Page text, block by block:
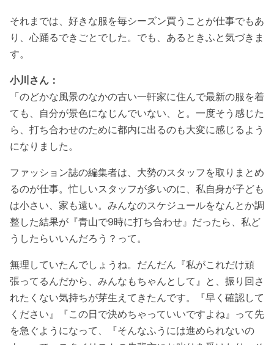
それまでは、好きな服を毎シーズン買うことが仕事でもあ
り、心踊るできごとでした。でも、あるときふと気づきま
す。
小川さん：
「のどかな風景のなかの古い一軒家に住んで最新の服を着
ても、自分が景色になじんでいない、と。一度そう感じた
ら、打ち合わせのために都内に出るのも大変に感じるよう
になりました。
ファッション誌の編集者は、大勢のスタッフを取りまとめ
るのが仕事。忙しいスタッフが多いのに、私自身が子ども
は小さい、家も遠い。みんなのスケジュールをなんとか調
整した結果が『青山で9時に打ち合わせ』だったら、私ど
うしたらいいんだろう？って。
無理していたんでしょうね。だんだん『私がこれだけ頑
張ってるんだから、みんなもちゃんとして』と、振り回さ
れたくない気持ちが芽生えてきたんです。『早く確認して
ください』『この日で決めちゃっていいですよね』って先
を急ぐようになって、『そんなふうには進められないの